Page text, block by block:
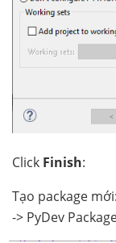
Click Finish:
Tạo package
-> PyDev